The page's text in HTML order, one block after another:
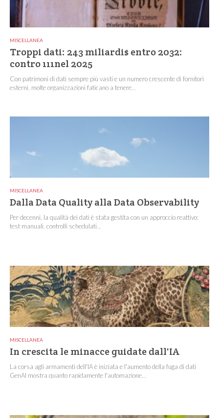
MISCELLANEA
Troppi dati: 243 miliardi$ entro 2032:
contro 111nel 2025
Con patrimoni di dati sempre più vasti e un numero crescente di fornitori
esterni, molte organizzazioni faticano a tenere...
MISCELLANEA
Dalla Data Quality alla Data Observability
Per decenni, la qualità dei dati è stata gestita con un approccio reattivo:
test manuali, controlli schedulati...
MISCELLANEA
In crescita le minacce guidate dall'IA
La corsa agli armamenti dell'IA è iniziata e l'aumento della fuga di dati
GenAI mostra quanto rapidamente l'automazione...